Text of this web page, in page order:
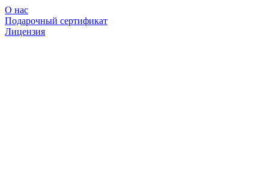
О нас
Подарочный сертификат
Лицензия